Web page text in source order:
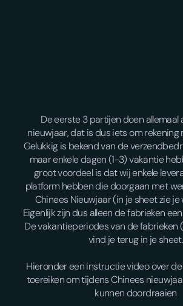
De eerste 3 partijen doen allemaal
nieuwjaar, dat is dus iets om rekening
Gelukkig is bekend van de
maar enkele dagen (1-3) vakantie
groot voordeel is dat wij enkele
platform hebben die doorgaan met
Chinees Nieuwjaar (in je sheet zie je
Eigenlijk zijn dus alleen de fabrieken
De vakantieperiodes van de fabrieken
vind je terug in je sheet.
Hieronder een instructie video over
toereiken om tijdens Chinees
kunnen doordraaien